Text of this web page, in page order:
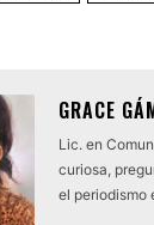
GRACE
Lic. en
curiosa,
el periodismo